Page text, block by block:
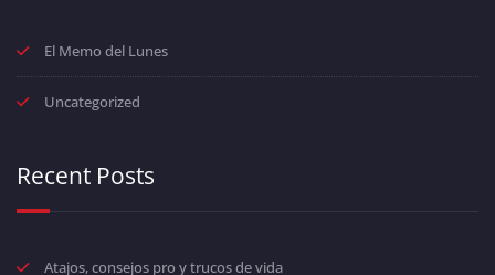
El Memo del Lunes
Uncategorized
Recent Posts
Atajos, consejos pro y trucos de vida